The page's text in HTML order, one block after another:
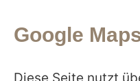
Google
Diese Seite nutzt